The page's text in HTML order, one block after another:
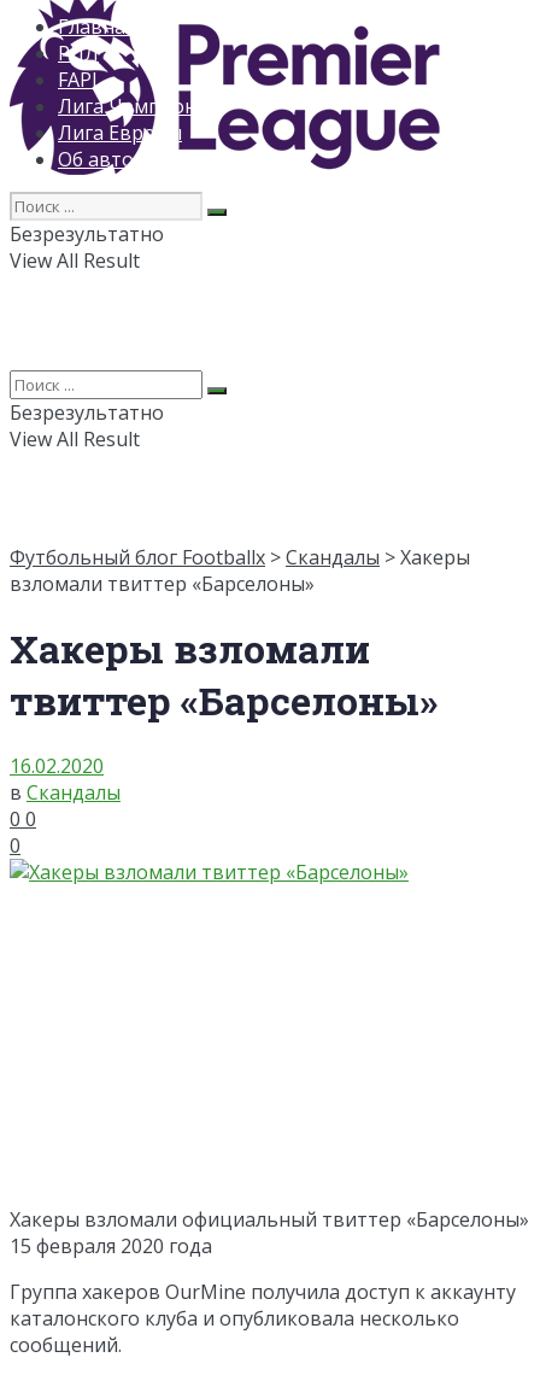
Главная
РПЛ
FAPL
Лига Чемпионов
Лига Европы
Об авторе
Безрезультатно
View All Result
Безрезультатно
View All Result
Футбольный блог Footballx >Скандалы > Хакеры
взломали твиттер «Барселоны»
Хакеры взломали
твиттер «Барселоны»
16.02.2020
в Скандалы
0 0
0
Хакеры взломали официальный твиттер «Барселоны»
15 февраля 2020 года
Группа хакеров OurMine получила доступ к аккаунту
каталонского клуба и опубликовала несколько
сообщений.